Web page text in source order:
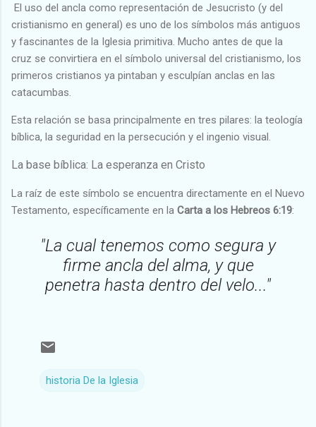
El uso del ancla como representación de Jesucristo (y del
cristianismo en general) es uno de los símbolos más antiguos
y fascinantes de la Iglesia primitiva. Mucho antes de que la
cruz se convirtiera en el símbolo universal del cristianismo, los
primeros cristianos ya pintaban y esculpían anclas en las
catacumbas.
Esta relación se basa principalmente en tres pilares: la teología
bíblica, la seguridad en la persecución y el ingenio visual.
La base bíblica: La esperanza en Cristo
La raíz de este símbolo se encuentra directamente en el Nuevo
Testamento, específicamente en la Carta a los Hebreos 6:19:
"La cual tenemos como segura y
firme ancla del alma, y que
penetra hasta dentro del velo..."
historia De la Iglesia